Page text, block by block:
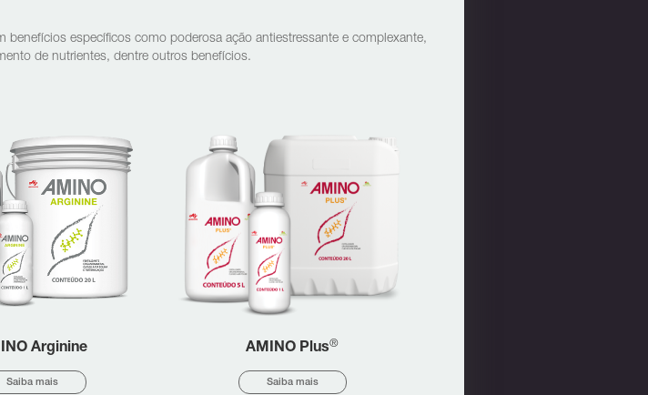
benefícios específicos como poderosa ação antiestressante e complexante,
de nutrientes, dentre outros benefícios.
Arginine
Saiba mais
AMINO Plus®
Saiba mais